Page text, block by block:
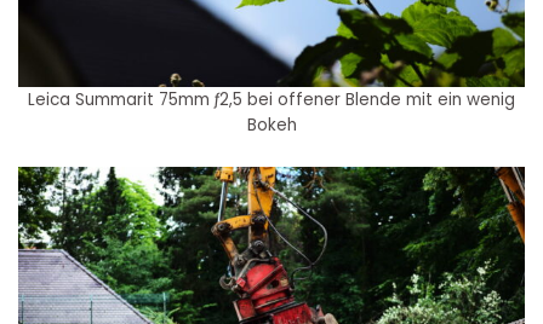
Leica Summarit 75mm ƒ2,5 bei offener Blende mit ein wenig
Bokeh